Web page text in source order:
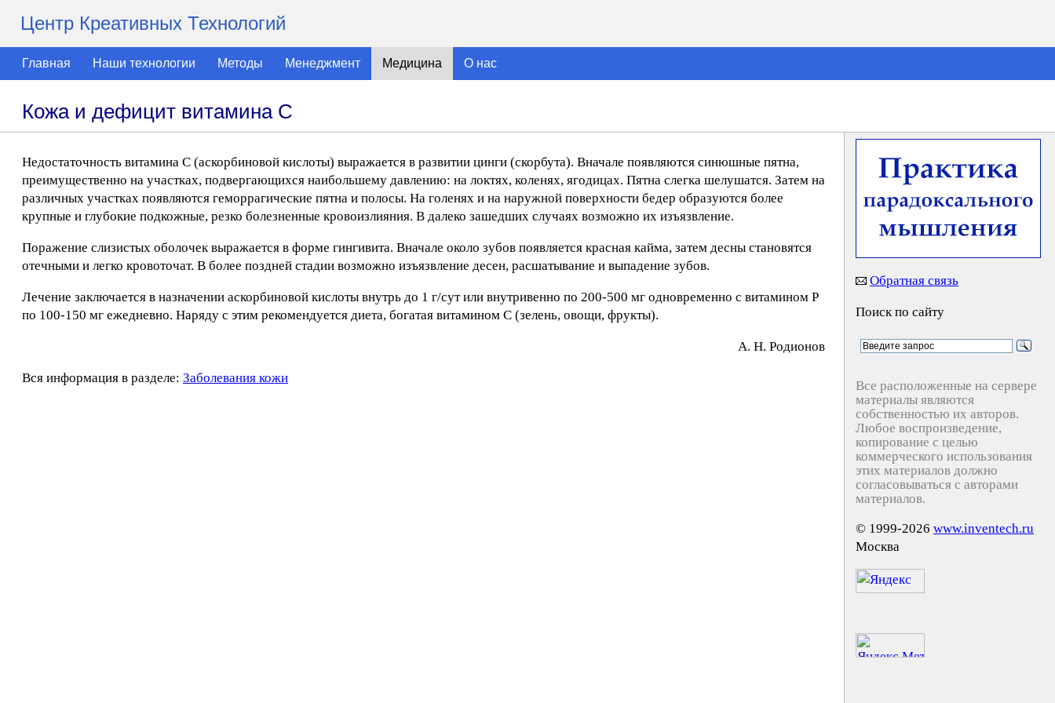
Центр Креативных Технологий
Главная Наши технологии Методы Менеджмент Медицина О нас
Кожа и дефицит витамина С
Недостаточность витамина С (аскорбиновой кислоты) выражается в развитии цинги (скорбута). Вначале появляются синюшные пятна,
преимущественно на участках, подвергающихся наибольшему давлению: на локтях, коленях, ягодицах. Пятна слегка шелушатся. Затем на
различных участках появляются геморрагические пятна и полосы. На голенях и на наружной поверхности бедер образуются более
крупные и глубокие подкожные, резко болезненные кровоизлияния. В далеко зашедших случаях возможно их изъязвление.
Поражение слизистых оболочек выражается в форме гингивита. Вначале около зубов появляется красная кайма, затем десны становятся
отечными и легко кровоточат. В более поздней стадии возможно изъязвление десен, расшатывание и выпадение зубов.
Лечение заключается в назначении аскорбиновой кислоты внутрь до 1 г/сут или внутривенно по 200-500 мг одновременно с витамином Р
по 100-150 мг ежедневно. Наряду с этим рекомендуется диета, богатая витамином С (зелень, овощи, фрукты).
А. Н. Poдиoнoв
Вся информация в разделе: Заболевания кожи
Обратная связь
Поиск по сайту
Все расположенные на сервере
материалы являются
собственностью их авторов.
Любое воспроизведение,
копирование с целью
коммерческого использования
этих материалов должно
согласовываться с авторами
материалов.
© 1999-2026 www.inventech.ru
Москва